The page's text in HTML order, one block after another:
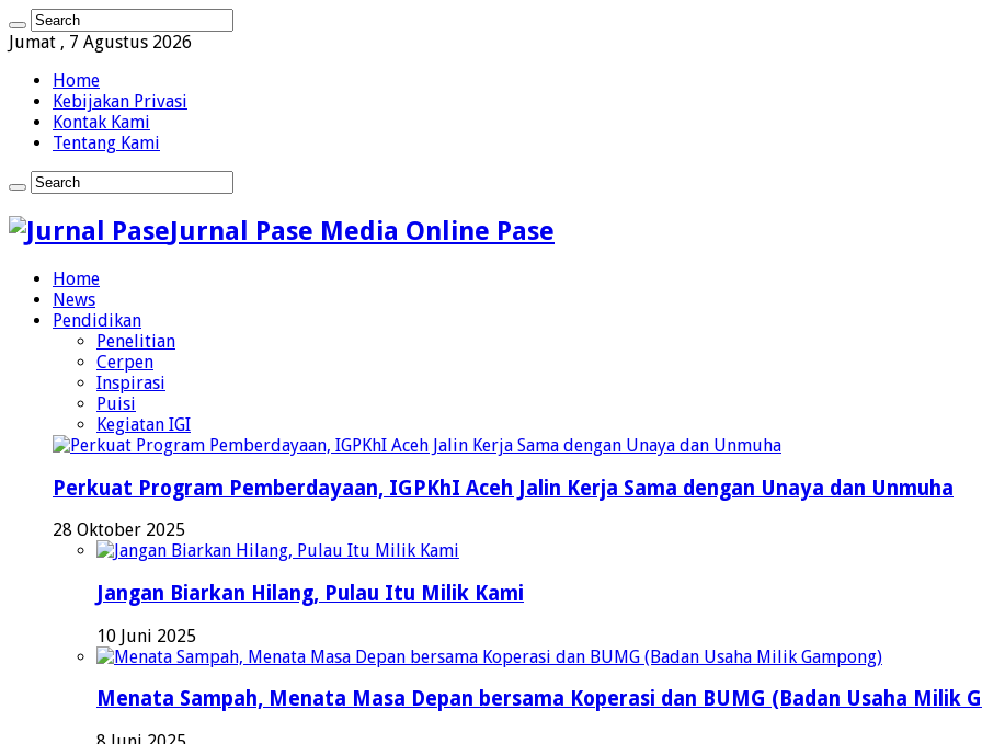
Jumat , 7 Agustus 2026
Home
Kebijakan Privasi
Kontak Kami
Tentang Kami
Jurnal Pase Media Online Pase
Home
News
Pendidikan
Penelitian
Cerpen
Inspirasi
Puisi
Kegiatan IGI
Perkuat Program Pemberdayaan, IGPKhI Aceh Jalin Kerja Sama dengan Unaya dan Unmuha
28 Oktober 2025
Jangan Biarkan Hilang, Pulau Itu Milik Kami
10 Juni 2025
Menata Sampah, Menata Masa Depan bersama Koperasi dan BUMG (Badan Usaha Milik